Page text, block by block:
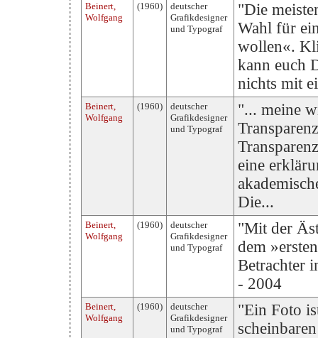
Beinert,
Wolfgang
(1960)
deutscher
Grafikdesigner
und Typograf
"Die
Wahl für
wollen«.
kann euch
nichts mit
Beinert,
Wolfgang
(1960)
deutscher
Grafikdesigner
und Typograf
"... meine
eine
Die...
Beinert,
Wolfgang
(1960)
deutscher
Grafikdesigner
und Typograf
"Mit der
dem
Betrachter
- 2004
Beinert,
Wolfgang
(1960)
deutscher
Grafikdesigner
und Typograf
"Ein Foto